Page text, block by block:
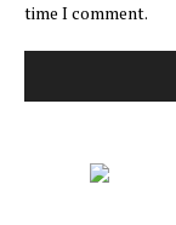
time I comment.